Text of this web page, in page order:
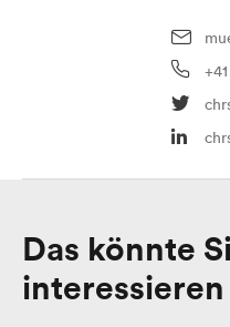
Das könnte
interessieren